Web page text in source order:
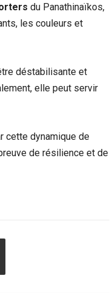
du Panathinaïkos,
les couleurs et
déstabilisante et
elle peut servir
cette dynamique de
de résilience et de